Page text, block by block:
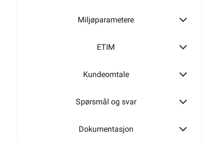
Miljøparametere
ETIM
Kundeomtale
Spørsmål og svar
Dokumentasjon